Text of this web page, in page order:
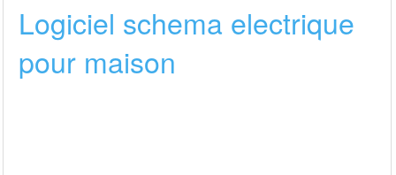
Logiciel schema electrique
pour maison